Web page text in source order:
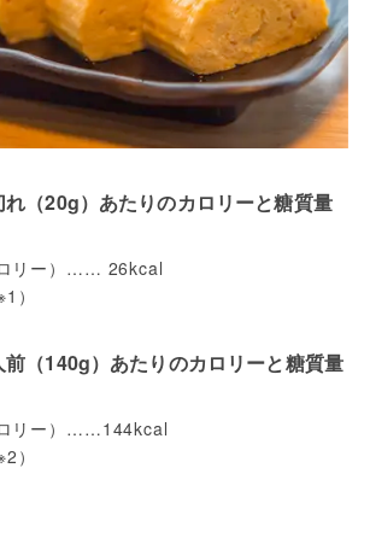
（20g）あたりのカロリーと糖質量
リー）…… 26kcal
）
（140g）あたりのカロリーと糖質量
リー）……144kcal
）